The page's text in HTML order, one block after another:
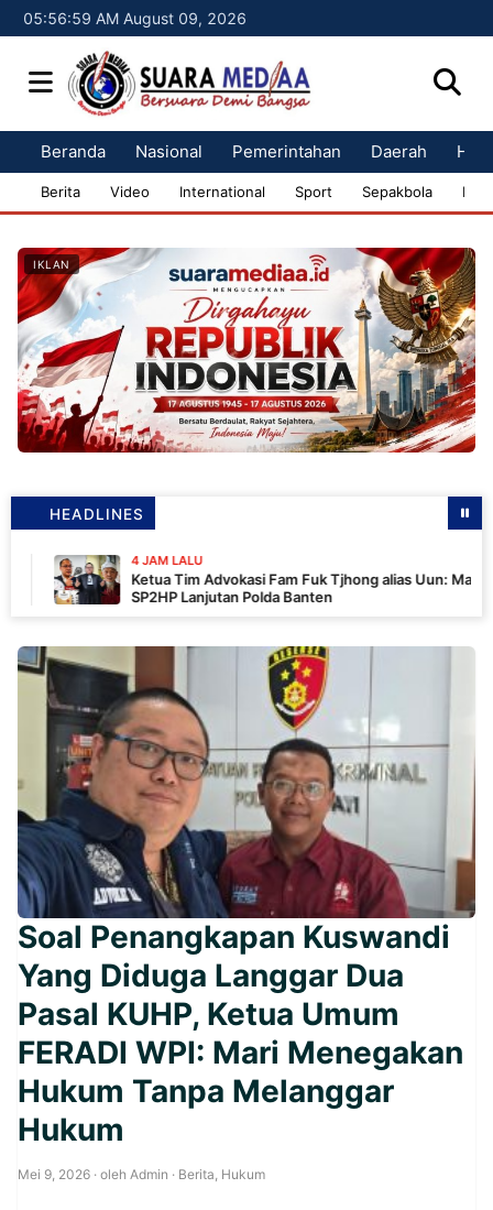
05:57:00 AM August 09, 2026
Beranda Nasional Pemerintahan Daerah
Berita Video International Sport Sepakbola
IKLAN
HEADLINES
4 JAM LALU
Ketua Tim Advokasi Fam Fuk Tjhong alias Uun: Masih Tunggu
SP2HP Lanjutan Polda Banten
Soal Penangkapan Kuswandi
Yang Diduga Langgar Dua
Pasal KUHP, Ketua Umum
FERADI WPI: Mari Menegakan
Hukum Tanpa Melanggar
Hukum
Mei 9, 2026 · oleh Admin · Berita, Hukum